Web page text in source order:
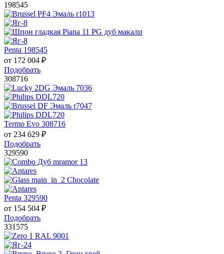
198545
Penta 198545
от 172 004 ₽
Подобрать
308716
Termo Evo 308716
от 234 629 ₽
Подобрать
329590
Penta 329590
от 154 504 ₽
Подобрать
331575